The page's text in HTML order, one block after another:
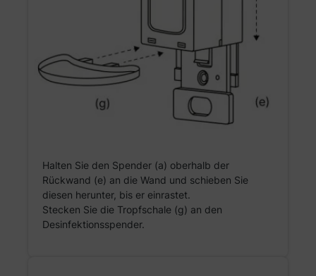
Halten Sie den Spender (a) oberhalb der
Rückwand (e) an die Wand und schieben Sie
diesen herunter, bis er einrastet.
Stecken Sie die Tropfschale (g) an den
Desinfektionsspender.